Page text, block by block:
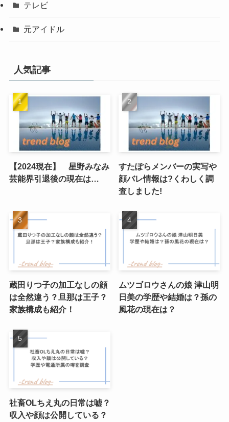
テレビ
元アイドル
人気記事
【2024現在】 星野みなみ
芸能界引退後の現在は…
すたぽらメンバーの実写や
顔バレ情報は?くわしく調
査しました!
蔵田りつ子の加工なしの顔
は全然違う？旦那は王子？
家族構成も紹介！
ムツゴロウさんの娘 津山明
日美の学歴や結婚は？孫の
風花の現在は？
社畜OLちえ丸の日常は嘘？
収入や顔は公開している？